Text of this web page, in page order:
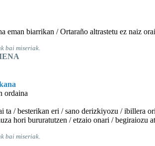
biarrikan / Ortaraño altrastetu ez naiz
bai miseriak.
ordaina
/ besterikan eri / sano derizkiyozu / ibillera
hori bururatutzen / etzaio onari / begiraiozu
bai miseriak.